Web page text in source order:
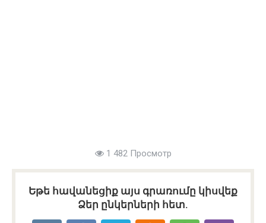
1 482 Просмотр
Եթե հավանեցիք այս գրառումը կիսվեք
Ձեր ընկերների հետ.